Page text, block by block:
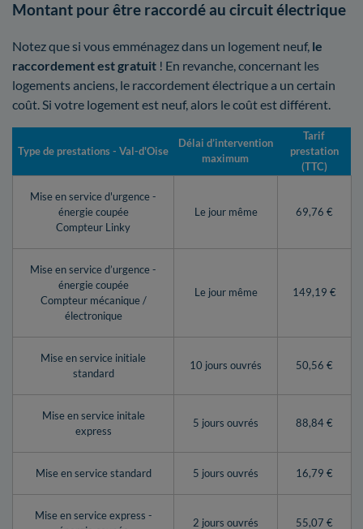
Montant pour être raccordé au circuit électrique
Notez que si vous emménagez dans un logement neuf, le
raccordement est gratuit ! En revanche, concernant les
logements anciens, le raccordement électrique a un certain
coût. Si votre logement est neuf, alors le coût est différent.
Type de prestations - Val-d'Oise
Délai d’intervention
maximum
Tarif
prestation
(TTC)
Mise en service d'urgence -
énergie coupée
Compteur Linky
Le jour même 69,76 €
Mise en service d’urgence -
énergie coupée
Compteur mécanique /
électronique
Le jour même 149,19 €
Mise en service initiale
standard
10 jours ouvrés 50,56 €
Mise en service initale
express
5 jours ouvrés 88,84 €
Mise en service standard 5 jours ouvrés 16,79 €
Mise en service express -
2 jours ouvrés 55,07 €